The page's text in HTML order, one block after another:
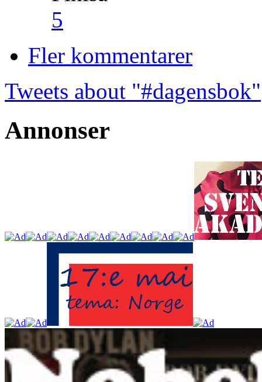
5
Fler kommentarer
Tweets about "#dagensbok"
Annonser